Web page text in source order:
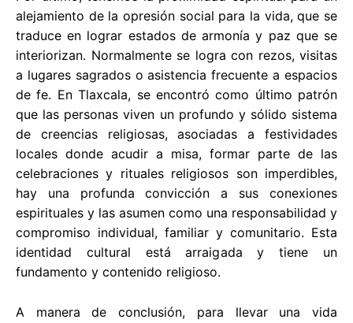
alejamiento de la opresión social para la vida, que se
traduce en lograr estados de armonía y paz que se
interiorizan. Normalmente se logra con rezos, visitas
a lugares sagrados o asistencia frecuente a espacios
de fe. En Tlaxcala, se encontró como último patrón
que las personas viven un profundo y sólido sistema
de creencias religiosas, asociadas a festividades
locales donde acudir a misa, formar parte de las
celebraciones y rituales religiosos son imperdibles,
hay una profunda convicción a sus conexiones
espirituales y las asumen como una responsabilidad y
compromiso individual, familiar y comunitario. Esta
identidad cultural está arraigada y tiene un
fundamento y contenido religioso.
A manera de conclusión, para llevar una vida